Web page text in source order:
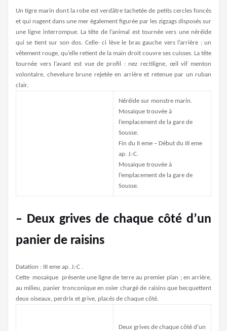
Un tigre marin dont la robe est verdâtre tachetée de petits cercles foncés
et qui nagent dans une mer également figurée par les zigzags disposés sur
une ligne interrompue. La tête de l’animal est tournée vers une néréide
qui se tient sur son dos. Celle- ci lève le bras gauche vers l’arrière ; un
vêtement rouge, qu’elle retient de la main droit couvre ses cuisses. La tête
tournée vers l’avant est vue de profil : nez rectiligne, œil vif menton
volontaire, chevelure brune rejetée en arrière et retenue par un ruban
clair.
Néréide sur monstre marin.
Mosaïque trouvée à
l’emplacement de la gare de
Sousse.
Fin du II eme – Début du III eme
ap. J.-C.
Mosaïque trouvée à
l’emplacement de la gare de
Sousse.
– Deux grives de chaque côté d’un
panier de raisins
Datation : III eme ap. J.-C .
Cette mosaïque présente une ligne de terre au premier plan ; en arrière,
au milieu, panier tronconique en osier chargé de raisins que becquettent
deux oiseaux, perdrix et grive, placés de chaque côté.
Deux grives de chaque côté d’un